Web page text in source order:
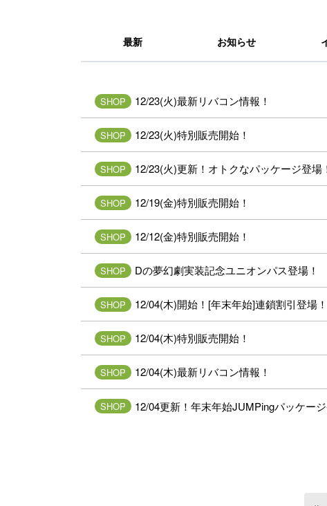
最新 お知らせ
SHOP 12/23(火)最新リバコン情報！
SHOP 12/23(火)特別販売開始！
SHOP 12/23(火)更新！オトクなパッケージ登場
SHOP 12/19(金)特別販売開始！
SHOP 12/12(金)特別販売開始！
SHOP Dの夢幻劇実装記念ユニオンパス登場！
SHOP 12/04(木)開始！[年末年始]連鎖割引登場！
SHOP 12/04(木)特別販売開始！
SHOP 12/04(木)最新リバコン情報！
SHOP 12/04更新！年末年始JUMPingパッケージ